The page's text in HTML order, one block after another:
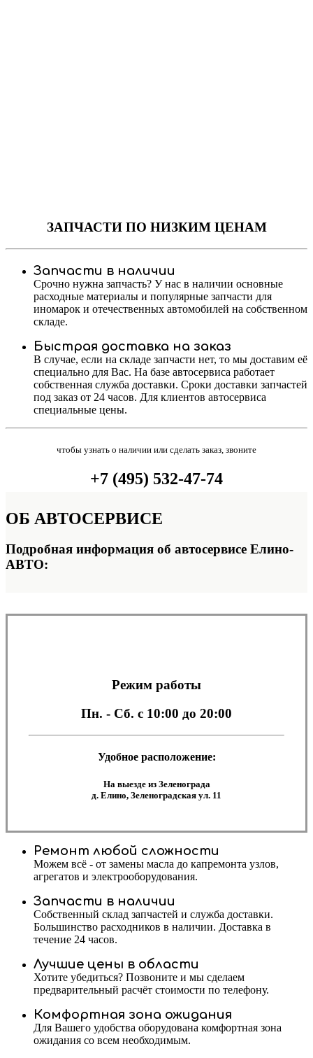
ЗАПЧАСТИПО НИЗКИМ ЦЕНАМ
Запчасти в наличии
Срочно нужна запчасть? У нас в наличии основные
расходные материалы и популярные запчасти для
иномарок и отечественных автомобилей на собственном
складе.
Быстрая доставка на заказ
В случае, если на складе запчасти нет, то мы доставим её
специально для Вас. На базе автосервиса работает
собственная служба доставки. Сроки доставки запчастей
под заказ от 24 часов. Для клиентов автосервиса
специальные цены.
чтобы узнать о наличии или сделать заказ, звоните
+7 (495) 532-47-74
ОБ АВТОСЕРВИСЕ
Подробная информация об автосервисе Елино-
АВТО:
Режим работы
Пн. - Сб. с 10:00 до 20:00
Удобное расположение:
На выезде из Зеленограда
д. Елино, Зеленоградская ул. 11
Ремонт любой сложности
Можем всё - от замены масла до капремонта узлов,
агрегатов и электрооборудования.
Запчасти в наличии
Собственный склад запчастей и служба доставки.
Большинство расходников в наличии. Доставка в
течение 24 часов.
Лучшие цены в области
Хотите убедиться? Позвоните и мы сделаем
предварительный расчёт стоимости по телефону.
Комфортная зона ожидания
Для Вашего удобства оборудована комфортная зона
ожидания со всем необходимым.